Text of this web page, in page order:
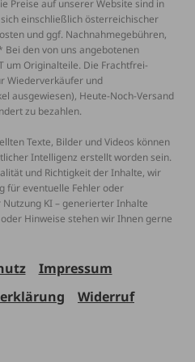
Preise auf unserer Website sind in
einschließlich österreichischer
und ggf. Nachnahmegebühren,
den von uns angebotenen
um Originalteile. Die Frachtfrei-
Wiederverkäufer und
ausgewiesen), Heute-Noch-Versand
zu bezahlen.
Texte, Bilder und Videos können
Intelligenz erstellt worden sein.
und Richtigkeit der Inhalte, wir
für eventuelle Fehler oder
KI – generierter Inhalte
Hinweise stehen wir Ihnen gerne
Impressum
Widerruf